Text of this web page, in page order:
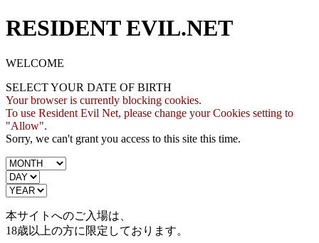
RESIDENT EVIL.NET
WELCOME
SELECT YOUR DATE OF BIRTH
Your browser is currently blocking cookies.
To use Resident Evil Net, please change your Cookies setting to
"Allow".
Sorry, we can't grant you access to this site this time.
本サイトへのご入場は、
18歳以上の方に限定しております。